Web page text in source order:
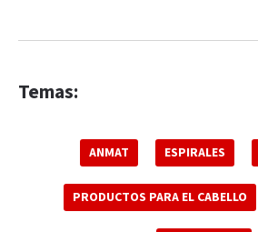
Temas:
ANMAT ESPIRALES
PRODUCTOS PARA EL CABELLO